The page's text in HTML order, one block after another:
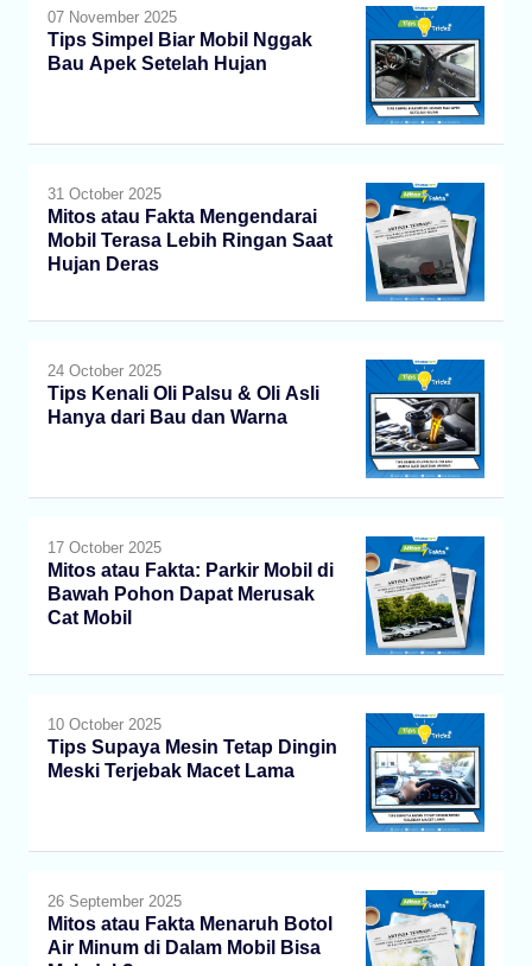
07 November 2025
Tips Simpel Biar Mobil Nggak
Bau Apek Setelah Hujan
31 October 2025
Mitos atau Fakta Mengendarai
Mobil Terasa Lebih Ringan Saat
Hujan Deras
24 October 2025
Tips Kenali Oli Palsu & Oli Asli
Hanya dari Bau dan Warna
17 October 2025
Mitos atau Fakta: Parkir Mobil di
Bawah Pohon Dapat Merusak
Cat Mobil
10 October 2025
Tips Supaya Mesin Tetap Dingin
Meski Terjebak Macet Lama
26 September 2025
Mitos atau Fakta Menaruh Botol
Air Minum di Dalam Mobil Bisa